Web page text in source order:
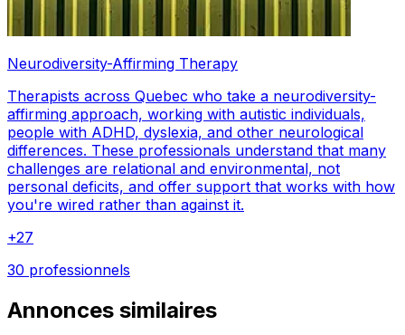
Neurodiversity-Affirming Therapy
Therapists across Quebec who take a neurodiversity-
affirming approach, working with autistic individuals,
people with ADHD, dyslexia, and other neurological
differences. These professionals understand that many
challenges are relational and environmental, not
personal deficits, and offer support that works with how
you're wired rather than against it.
+27
30 professionnels
Annonces similaires